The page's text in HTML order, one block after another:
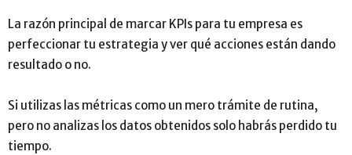
La razón principal de marcar KPIs para tu empresa es
perfeccionar tu estrategia y ver qué acciones están dando
resultado o no.
Si utilizas las métricas como un mero trámite de rutina,
pero no analizas los datos obtenidos solo habrás perdido tu
tiempo.